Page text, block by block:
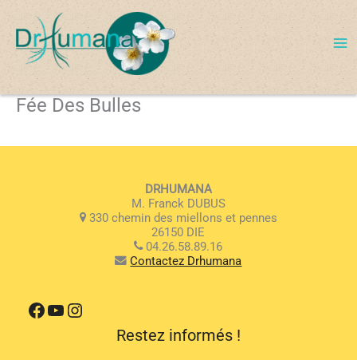
contenu
Fée Des Bulles
DRHUMANA
M. Franck DUBUS
330 chemin des miellons et pennes
26150 DIE
04.26.58.89.16
Contactez Drhumana
Facebook
YouTube
Instagram
Restez informés !